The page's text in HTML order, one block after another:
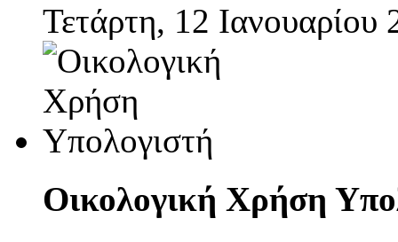
Τετάρτη, 12 Ιανουαρίου
Οικολογική Χρήση